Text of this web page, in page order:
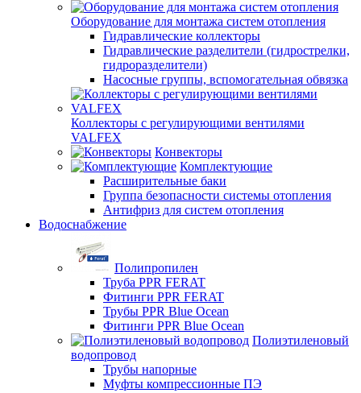
Оборудование для монтажа систем отопления
Гидравлические коллекторы
Гидравлические разделители (гидрострелки,
гидроразделители)
Насосные группы, вспомогательная обвязка
Коллекторы с регулирующими вентилями
VALFEX
Конвекторы
Комплектующие
Расширительные баки
Группа безопасности системы отопления
Антифриз для систем отопления
Водоснабжение
Полипропилен
Труба PPR FERAT
Фитинги PPR FERAT
Трубы PPR Blue Ocean
Фитинги PPR Blue Ocean
Полиэтиленовый
водопровод
Трубы напорные
Муфты компрессионные ПЭ